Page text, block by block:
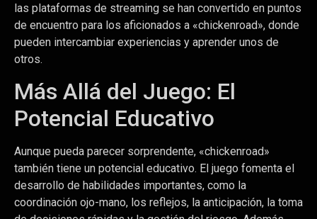
las plataformas de streaming se han convertido en puntos
de encuentro para los aficionados a «chickenroad», donde
pueden intercambiar experiencias y aprender unos de
otros.
Más Allá del Juego: El
Potencial Educativo
Aunque pueda parecer sorprendente, «chickenroad»
también tiene un potencial educativo. El juego fomenta el
desarrollo de habilidades importantes, como la
coordinación ojo-mano, los reflejos, la anticipación, la toma